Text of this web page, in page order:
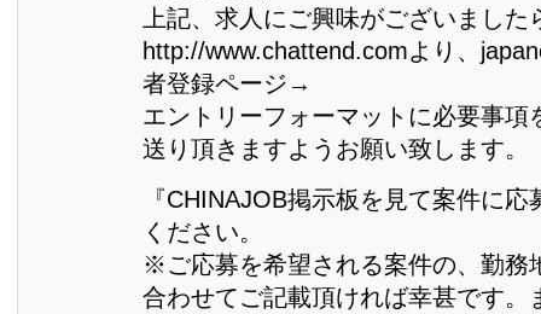
上記、求人にご興味がございました
http://www.chattend.comより、
者登録ページ→
エントリーフォーマットに必要事項
送り頂きますようお願い致します。
『CHINAJOB掲示板を見て案件に
ください。
※ご応募を希望される案件の、勤務
合わせてご記載頂ければ幸甚です。